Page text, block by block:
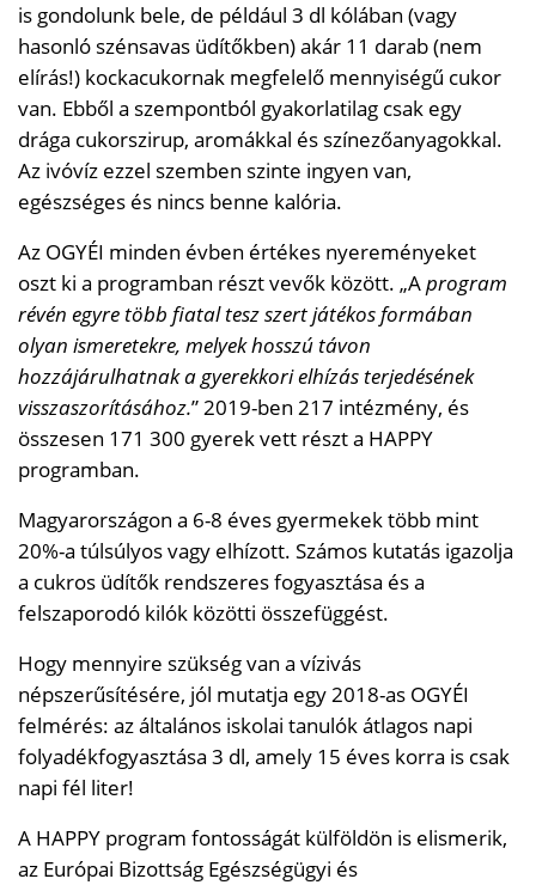
is gondolunk bele, de például 3 dl kólában (vagy
hasonló szénsavas üdítőkben) akár 11 darab (nem
elírás!) kockacukornak megfelelő mennyiségű cukor
van. Ebből a szempontból gyakorlatilag csak egy
drága cukorszirup, aromákkal és színezőanyagokkal.
Az ivóvíz ezzel szemben szinte ingyen van,
egészséges és nincs benne kalória.
Az OGYÉI minden évben értékes nyereményeket
oszt ki a programban részt vevők között. „Aprogram
révén egyre több fiatal tesz szert játékos formában
olyan ismeretekre, melyek hosszú távon
hozzájárulhatnak a gyerekkori elhízás terjedésének
visszaszorításához.” 2019-ben 217 intézmény, és
összesen 171 300 gyerek vett részt a HAPPY
programban.
Magyarországon a 6-8 éves gyermekek több mint
20%-a túlsúlyos vagy elhízott. Számos kutatás igazolja
a cukros üdítők rendszeres fogyasztása és a
felszaporodó kilók közötti összefüggést.
Hogy mennyire szükség van a vízivás
népszerűsítésére, jól mutatja egy 2018-as OGYÉI
felmérés: az általános iskolai tanulók átlagos napi
folyadékfogyasztása 3 dl, amely 15 éves korra is csak
napi fél liter!
A HAPPY program fontosságát külföldön is elismerik,
az Európai Bizottság Egészségügyi és